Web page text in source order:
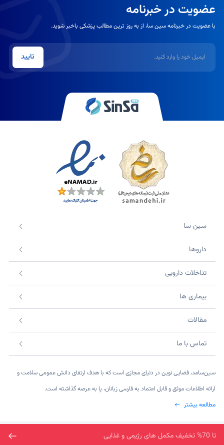
ارسال رایگان خرید بالای دو میلیون تومان
عضویت در خبرنامه
با عضویت در خبرنامه سین سا، از به روز ترین مطالب پزشکی باخبر شوید.
تایید
سین سا
داروها
تداخلات دارویی
بیماری ها
مقالات
تماس با ما
سین‌سامد، فضایی نوین در دنیای مجازی است که با هدف ارتقای دانش عمومی سلامت و
ارائه اطلاعات موثق و قابل اعتماد به فارسی زبانان، پا به عرصه گذاشته است.
مطالعه بیشتر
©2026 SinsaMed. All rights reserved.